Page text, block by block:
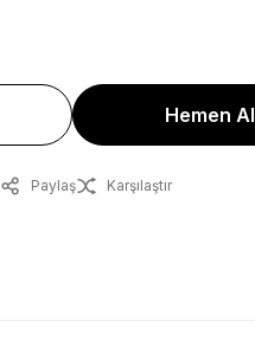
Hemen Al
Paylaş Karşılaştır